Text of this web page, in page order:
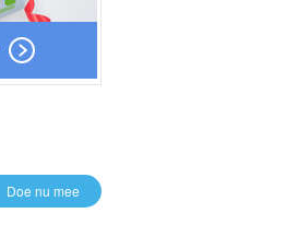
Doe nu mee